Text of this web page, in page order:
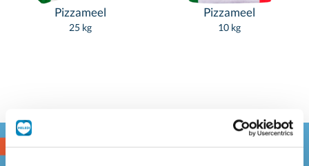
Pizzameel
25 kg
Pizzameel
10 kg